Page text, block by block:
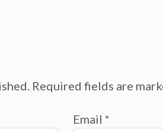
Required fields are
Email *